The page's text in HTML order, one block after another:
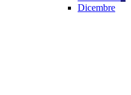
Dicembre